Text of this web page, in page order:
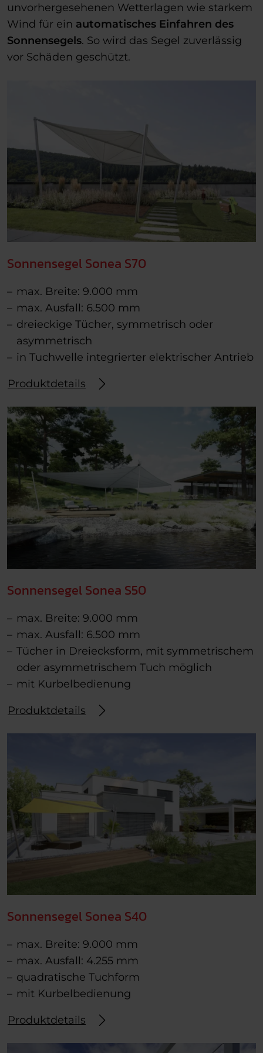
unvorhergesehenen Wetterlagen wie starkem
Wind für ein automatisches Einfahren des
Sonnensegels. So wird das Segel zuverlässig
vor Schäden geschützt.
Sonnensegel Sonea S70
max. Breite: 9.000 mm
max. Ausfall: 6.500 mm
dreieckige Tücher, symmetrisch oder
asymmetrisch
in Tuchwelle integrierter elektrischer Antrieb
Produktdetails
Sonnensegel Sonea S50
max. Breite: 9.000 mm
max. Ausfall: 6.500 mm
Tücher in Dreiecksform, mit symmetrischem
oder asymmetrischem Tuch möglich
mit Kurbelbedienung
Produktdetails
Sonnensegel Sonea S40
max. Breite: 9.000 mm
max. Ausfall: 4.255 mm
quadratische Tuchform
mit Kurbelbedienung
Produktdetails